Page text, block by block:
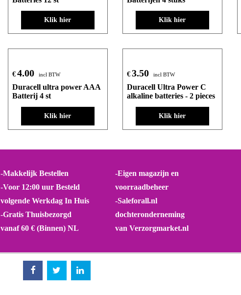
Klik hier Klik hier
€ 4.00 incl BTW
Duracell ultra power AAA
Batterij 4 st
Klik hier
€ 3.50 incl BTW
Duracell Ultra Power C
alkaline batteries - 2 pieces
Klik hier
-Makkelijk Bestellen
-Voor 12:00 uur Besteld
volgende Werkdag In Huis
-Gratis Thuisbezorgd
vanaf 60 € (Binnen) NL
-Eigen magazijn en
voorraadbeheer
-Saleforall.nl
dochteronderneming
van Verzorgmarket.nl